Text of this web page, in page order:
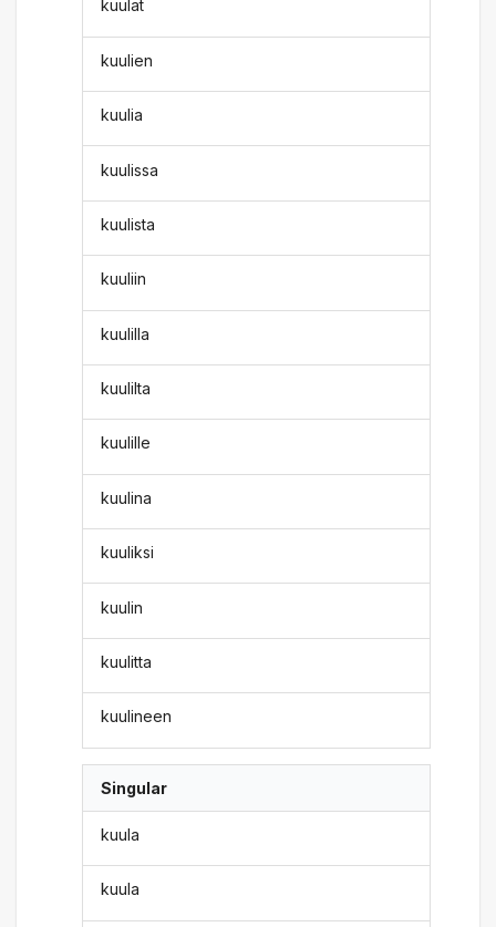
kuulat
kuulien
kuulia
kuulissa
kuulista
kuuliin
kuulilla
kuulilta
kuulille
kuulina
kuuliksi
kuulin
kuulitta
kuulineen
Singular
kuula
kuula